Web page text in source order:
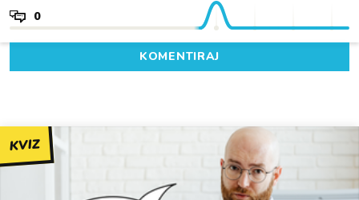
0
KOMENTIRAJ
KVIZ